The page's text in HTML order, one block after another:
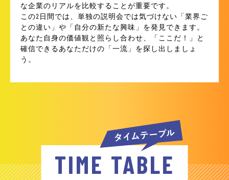
な企業のリアルを比較することが重要です。
この2日間では、単独の説明会では気づけない「業界ご
との違い」や「自分の新たな興味」を発見できます。
あなた自身の価値観と照らし合わせ、「ここだ！」と
確信できるあなただけの「一流」を探し出しましょ
う。
TIME TABLE